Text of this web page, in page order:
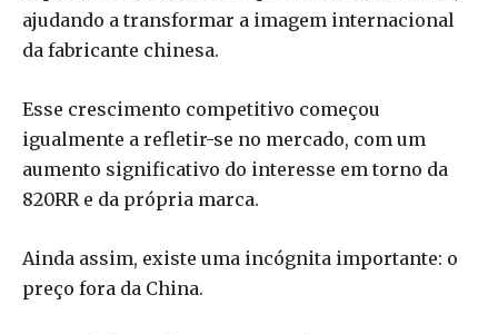
ajudando a transformar a imagem internacional
da fabricante chinesa.
Esse crescimento competitivo começou
igualmente a refletir-se no mercado, com um
aumento significativo do interesse em torno da
820RR e da própria marca.
Ainda assim, existe uma incógnita importante: o
preço fora da China.